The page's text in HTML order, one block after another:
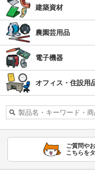
建築資材
農園芸用品
電子機器
オフィス・住設用
ご質問や
こちらを